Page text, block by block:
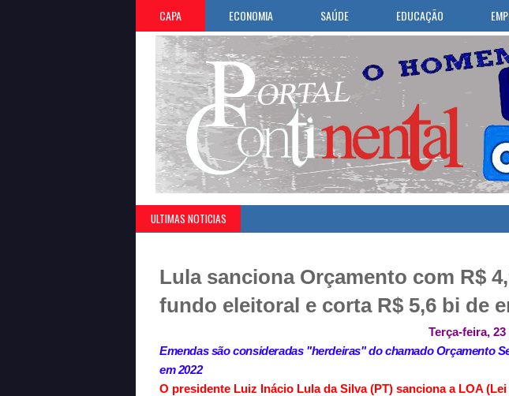
CAPA ECONOMIA SAÚDE EDUCAÇÃO
ULTIMAS NOTICIAS
Lula sanciona Orçamento com R$
fundo eleitoral e corta R$ 5,6 bi de
Terça-feira,
Emendas são consideradas "herdeiras" do chamado Orçamento
em 2022
O presidente Luiz Inácio Lula da Silva (PT) sanciona a LOA